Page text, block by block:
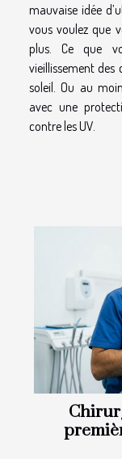
mauvaise idée
vous voulez que
plus. Ce que
vieillissement
soleil. Ou au
avec une
contre les UV.